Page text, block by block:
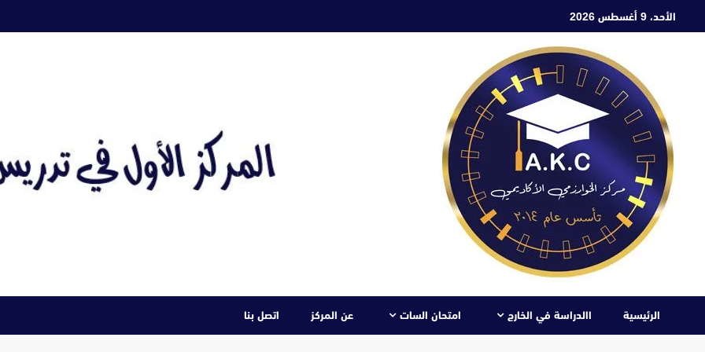
الأحد، 9 أغسطس 2026
الرئيسية االدراسة في الخارج امتحان السات عن المركز اتصل بنا